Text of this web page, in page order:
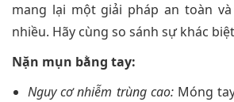
mang lại một giải pháp an toàn
nhiều. Hãy cùng so sánh sự khác
Nặn mụn bằng tay:
Nguy cơ nhiễm trùng cao:Móng